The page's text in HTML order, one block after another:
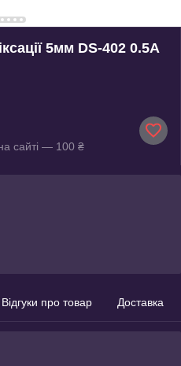
5мм DS-402 0.5A
сайті — 100 ₴
Відгуки про товар Доставка